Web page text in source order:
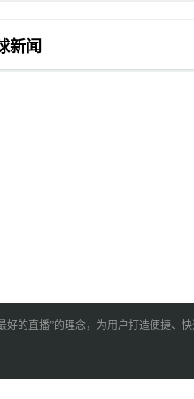
新闻
的直播”的理念，为用户打造便捷、